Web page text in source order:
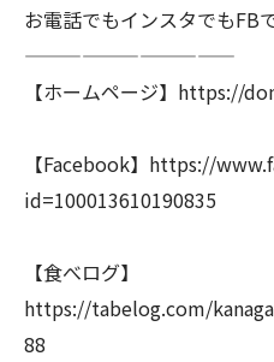
お電話でもインスタでもFB
———————————
【ホームページ】https://
【Facebook】https://
id=100013610190835
【食べログ】
https://tabelog.com/
88